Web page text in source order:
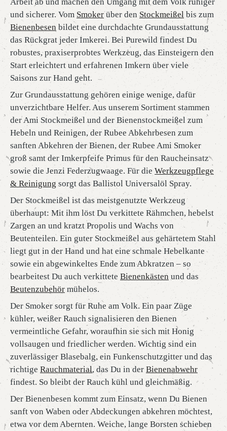
und sicherer. Vom Smokerüber den Stockmeißel bis zum
Bienenbesen bildet eine durchdachte Grundausstattung
das Rückgrat jeder Imkerei. Bei Purewild findest Du
robustes, praxiserprobtes Werkzeug, das Einsteigern den
Start erleichtert und erfahrenen Imkern über viele
Saisons zur Hand geht.
Zur Grundausstattung gehören einige wenige, dafür
unverzichtbare Helfer. Aus unserem Sortiment stammen
der Ami Stockmeißel und der Bienenstockmeißel zum
Hebeln und Reinigen, der Rubee Abkehrbesen zum
sanften Abkehren der Bienen, der Rubee Ami Smoker
groß samt der Imkerpfeife Primus für den Raucheinsatz
sowie die Jenzi Federzugwaage. Für die Werkzeugpflege
& Reinigung sorgt das Ballistol Universalöl Spray.
Der Stockmeißel ist das meistgenutzte Werkzeug
überhaupt: Mit ihm löst Du verkittete Rähmchen, hebelst
Zargen an und kratzt Propolis und Wachs von
Beutenteilen. Ein guter Stockmeißel aus gehärtetem Stahl
liegt gut in der Hand und hat eine schmale Hebelkante
sowie ein abgewinkeltes Ende zum Abkratzen – so
bearbeitest Du auch verkittete Bienenkästen und das
Beutenzubehör mühelos.
Der Smoker sorgt für Ruhe am Volk. Ein paar Züge
kühler, weißer Rauch signalisieren den Bienen
vermeintliche Gefahr, woraufhin sie sich mit Honig
vollsaugen und friedlicher werden. Wichtig sind ein
zuverlässiger Blasebalg, ein Funkenschutzgitter und das
richtige Rauchmaterial, das Du in der Bienenabwehr
findest. So bleibt der Rauch kühl und gleichmäßig.
Der Bienenbesen kommt zum Einsatz, wenn Du Bienen
sanft von Waben oder Abdeckungen abkehren möchtest,
etwa vor dem Abernten. Weiche, lange Borsten schieben